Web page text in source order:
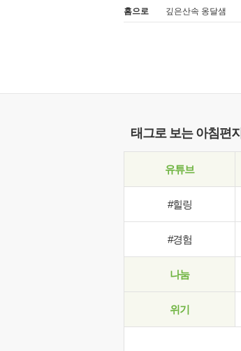
홈으로 깊은산속 옹달샘
태그로 보는 아침편지
유튜브
#힐링
#경험
나눔
위기